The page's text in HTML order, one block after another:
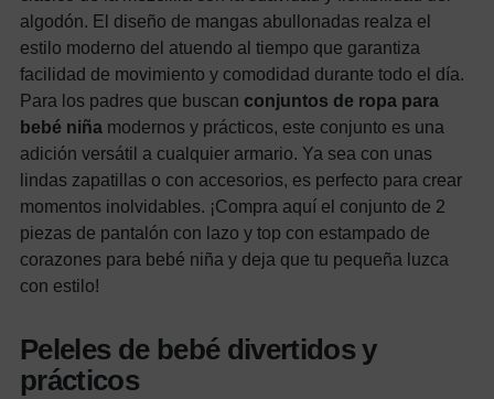
algodón. El diseño de mangas abullonadas realza el
estilo moderno del atuendo al tiempo que garantiza
facilidad de movimiento y comodidad durante todo el día.
Para los padres que buscan conjuntos de ropa para
bebé niña modernos y prácticos, este conjunto es una
adición versátil a cualquier armario. Ya sea con unas
lindas zapatillas o con accesorios, es perfecto para crear
momentos inolvidables. ¡Compra aquí el conjunto de 2
piezas de pantalón con lazo y top con estampado de
corazones para bebé niña y deja que tu pequeña luzca
con estilo!
Peleles de bebé divertidos y
prácticos